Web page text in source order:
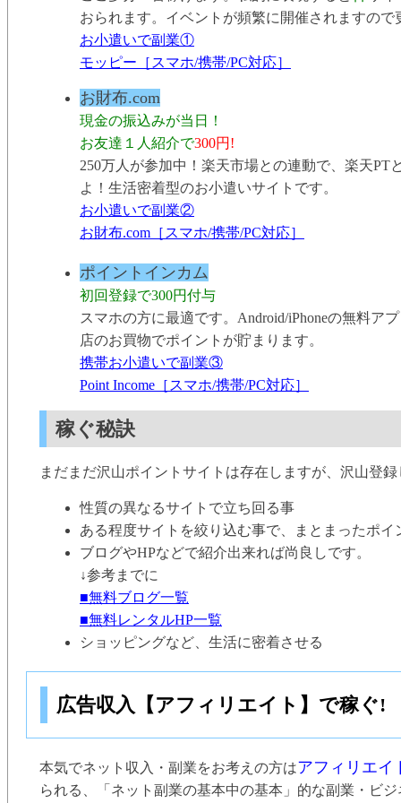
おられます。イベントが頻繁に開催されますの
お小遣いで副業①
モッピー［スマホ/携帯/PC対応］
お財布.com
現金の振込みが当日！
お友達１人紹介で300円!
250万人が参加中！楽天市場との連動で、楽天
よ！生活密着型のお小遣いサイトです。
お小遣いで副業②
お財布.com［スマホ/携帯/PC対応］
ポイントインカム
初回登録で300円付与
スマホの方に最適です。Android/iPhoneの無料ア
店のお買物でポイントが貯まります。
携帯お小遣いで副業③
Point Income［スマホ/携帯/PC対応］
稼ぐ秘訣
まだまだ沢山ポイントサイトは存在しますが、沢山登
性質の異なるサイトで立ち回る事
ある程度サイトを絞り込む事で、まとまったポイ
ブログやHPなどで紹介出来れば尚良しです。
↓参考までに
■無料ブログ一覧
■無料レンタルHP一覧
ショッピングなど、生活に密着させる
広告収入【アフィリエイト】で稼ぐ!
本気でネット収入・副業をお考えの方はアフィリエイ
られる、「ネット副業の基本中の基本」的な副業・ビ